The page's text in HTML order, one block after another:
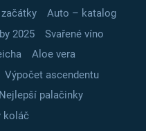
Auto – katalog
2025
Svařené víno
Aloe vera
Výpočet ascendentu
Nejlepší palačinky
koláč